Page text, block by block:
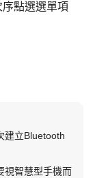
點選選單項
建立Bluetooth
視智慧型手機而